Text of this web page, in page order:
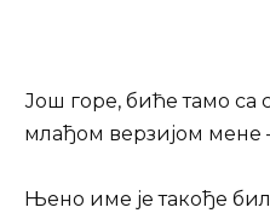
Још горе, биће тамо са
млађом верзијом мене
Њено име је такође